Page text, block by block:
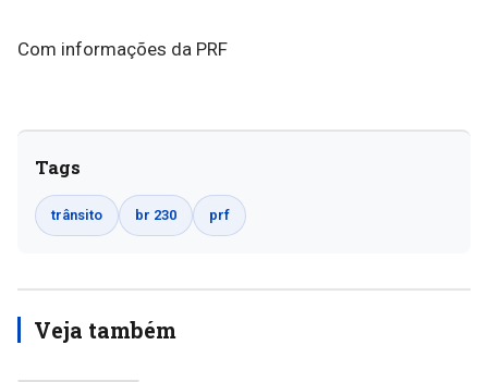
Com informações da PRF
Tags
trânsito br 230 prf
Veja também